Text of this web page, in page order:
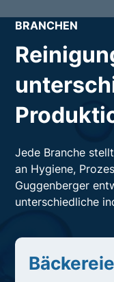
BRANCHEN
Jede Branche
an Hygiene,
Guggenberger
unterschiedliche